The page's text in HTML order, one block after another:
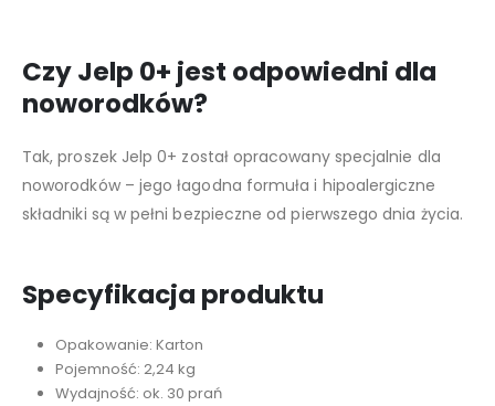
Czy Jelp 0+ jest odpowiedni dla
noworodków?
Tak, proszek Jelp 0+ został opracowany specjalnie dla
noworodków – jego łagodna formuła i hipoalergiczne
składniki są w pełni bezpieczne od pierwszego dnia życia.
Specyfikacja produktu
Opakowanie: Karton
Pojemność: 2,24 kg
Wydajność: ok. 30 prań